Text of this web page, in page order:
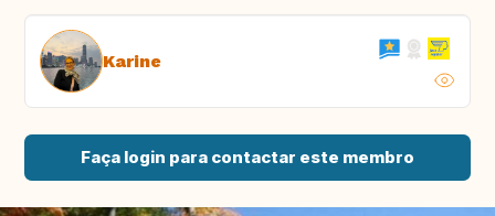
Karine
Faça login para contactar este membro